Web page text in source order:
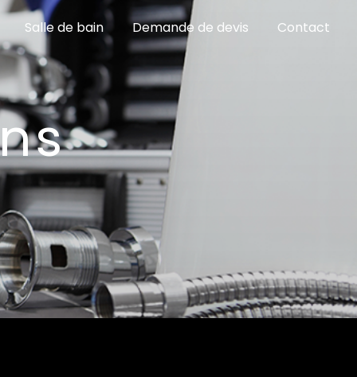
Salle de bain Demande de devis Contact